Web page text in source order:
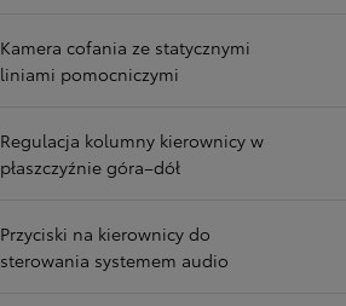
Kamera cofania ze statycznymi
liniami pomocniczymi
Regulacja kolumny kierownicy w
płaszczyźnie góra–dół
Przyciski na kierownicy do
sterowania systemem audio